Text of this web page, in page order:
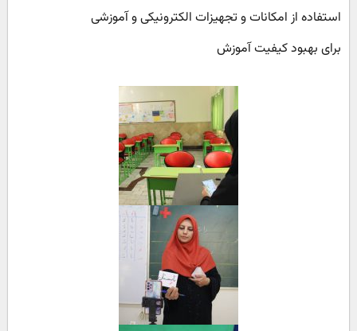
استفاده از امکانات و تجهیزات الکترونیکی و آموزشی
برای بهبود کیفیت آموزش